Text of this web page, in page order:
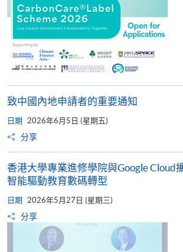
致中國內地申請者的重要通知
日期 2026年6月5日 (星期五)
分享
香港大學專業進修學院與Google Cloud
智能驅動教育數碼轉型
日期 2026年5月27日 (星期三)
分享